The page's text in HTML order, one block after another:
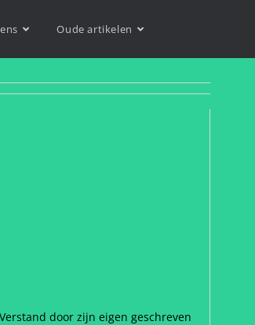
Oude artikelen
door zijn eigen geschreven